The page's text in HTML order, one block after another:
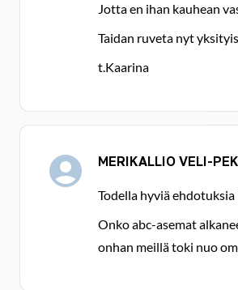
Jotta en ihan kauhean
Taidan ruveta nyt
t.Kaarina
MERIKALLIO VELI-
Todella hyviä
Onko abc-asemat
onhan meillä toki nuo